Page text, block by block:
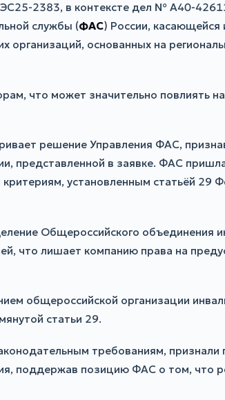
ЭС25-2383, в контексте дел № А40-
службы (ФАС) России, касающейся
организаций, основанных на
что может значительно повлиять на
решение Управления ФАС,
представленной в заявке. ФАС
установленным статьёй 29
Общероссийского объединения
что лишает компанию права на
общероссийской организации
статьи 29.
требованиям, признали
поддержав позицию ФАС о том, что